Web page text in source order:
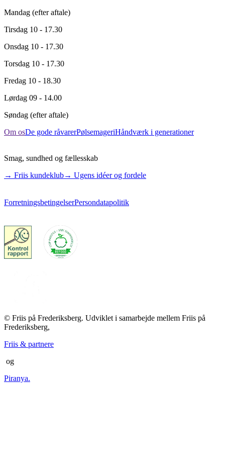
Mandag (efter aftale)
Tirsdag 10 - 17.30
Onsdag 10 - 17.30
Torsdag 10 - 17.30
Fredag 10 - 18.30
Lørdag 09 - 14.00
Søndag (efter aftale)
Om osDe gode råvarerPølsemageriHåndværk i generationer
Smag, sundhed og fællesskab
→ Friis kundeklub→ Ugens idéer og fordele
ForretningsbetingelserPersondatapolitik
© Friis på Frederiksberg. Udviklet i samarbejde mellem Friis på
Frederiksberg,
Friis & partnere
og
Piranya.